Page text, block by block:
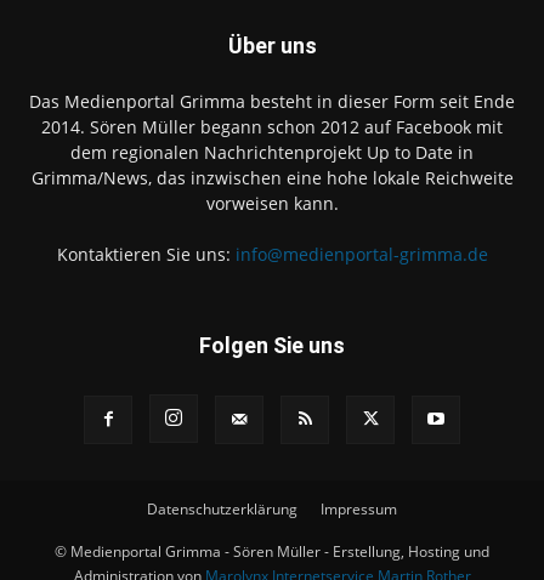
Über uns
Das Medienportal Grimma besteht in dieser Form seit Ende
2014. Sören Müller begann schon 2012 auf Facebook mit
dem regionalen Nachrichtenprojekt Up to Date in
Grimma/News, das inzwischen eine hohe lokale Reichweite
vorweisen kann.
Kontaktieren Sie uns: info@medienportal-grimma.de
Folgen Sie uns
Datenschutzerklärung Impressum
© Medienportal Grimma - Sören Müller - Erstellung, Hosting und
Administration von Marolynx Internetservice Martin Rother